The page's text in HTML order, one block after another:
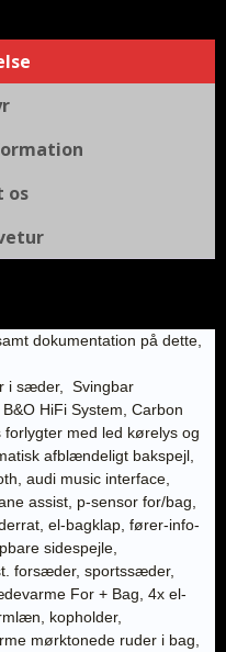
os
dokumentation på dette,
i sæder, Svingbar
HiFi System, Carbon
med led kørelys og
afblændeligt bakspejl,
audi music interface,
assist, p-sensor for/bag,
el-bagklap, fører-info-
sidespejle,
forsæder, sportssæder,
For + Bag, 4x el-
kopholder,
mørktonede ruder i bag,